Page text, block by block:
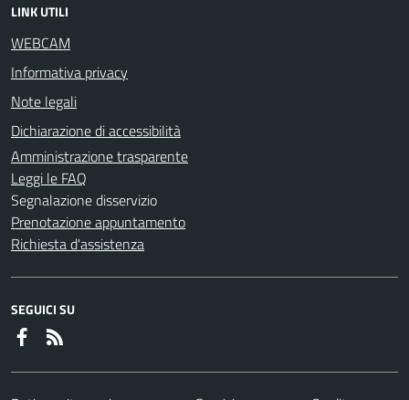
LINK UTILI
WEBCAM
Informativa privacy
Note legali
Dichiarazione di accessibilità
Amministrazione trasparente
Leggi le FAQ
Segnalazione disservizio
Prenotazione appuntamento
Richiesta d'assistenza
SEGUICI SU